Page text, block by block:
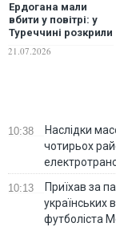
Ердогана мали
вбити у повітрі: у
Туреччині розкрили
подробиці замаху у
2016 році
21.07.2026
10:38
Наслідки
чотирьох
10:13
Приїхав за
українських
футболіста